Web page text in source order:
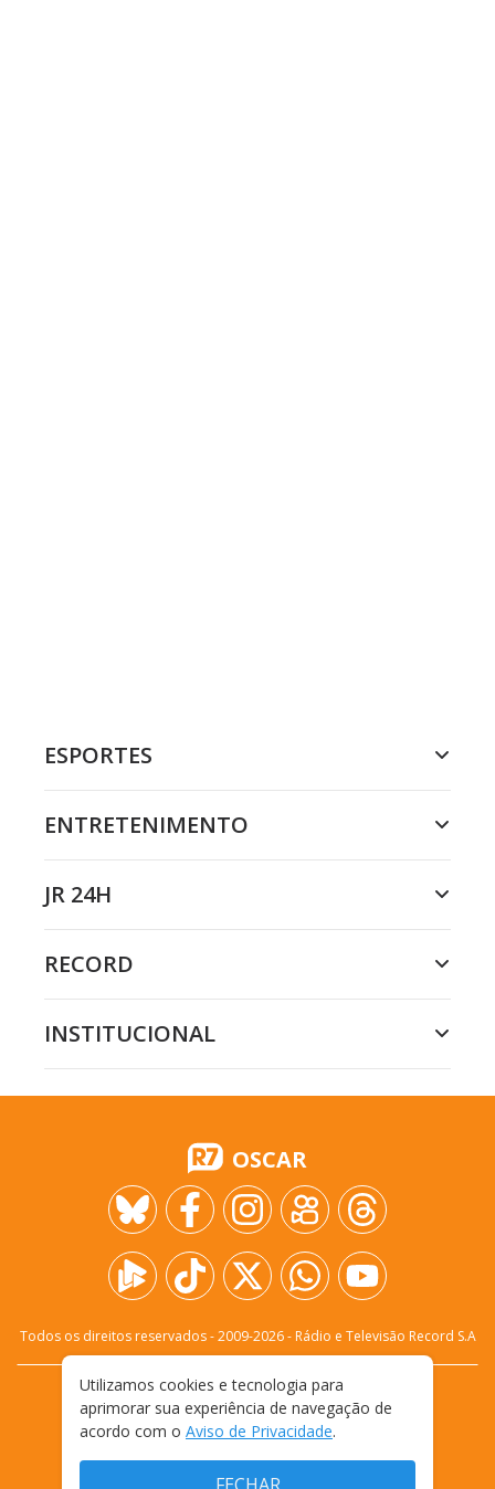
ESPORTES
ENTRETENIMENTO
JR 24H
RECORD
INSTITUCIONAL
OSCAR
Todos os direitos reservados - 2009-2026- Rádio e Televisão Record S.A
FALE CONOSCO
PRIVACIDADE
TERMOS E CONDIÇÕES DE USO
Utilizamos cookies e tecnologia para
aprimorar sua experiência de navegação de
acordo com o Aviso de Privacidade.